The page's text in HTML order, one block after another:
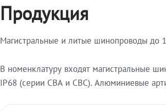
Продукция
Магистральные и литые шинопроводы до
В номенклатуру входят магистральные
IP68 (серии СВА и СВС). Алюминиевые